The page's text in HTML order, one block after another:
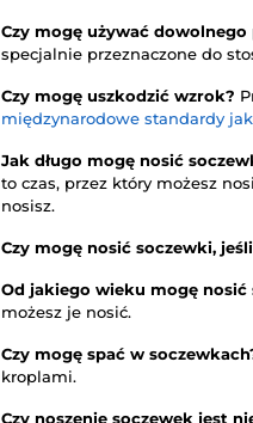
Czy mogę używać dowolnego
specjalnie przeznaczone do
Czy mogę uszkodzić wzrok?
międzynarodowe standardy
Jak długo mogę nosić
to czas, przez który możesz
nosisz.
Czy mogę nosić soczewki,
Od jakiego wieku mogę nosić
możesz je nosić.
Czy mogę spać w
kroplami.
Czy noszenie soczewek jest